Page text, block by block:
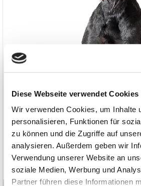
Diese Webseite verwendet Cookies
Wir verwenden Cookies, um Inhalte
personalisieren, Funktionen für
zu können und die Zugriffe auf
analysieren. Außerdem geben wir
Verwendung unserer Website an
soziale Medien, Werbung und
Partner führen diese Informationen